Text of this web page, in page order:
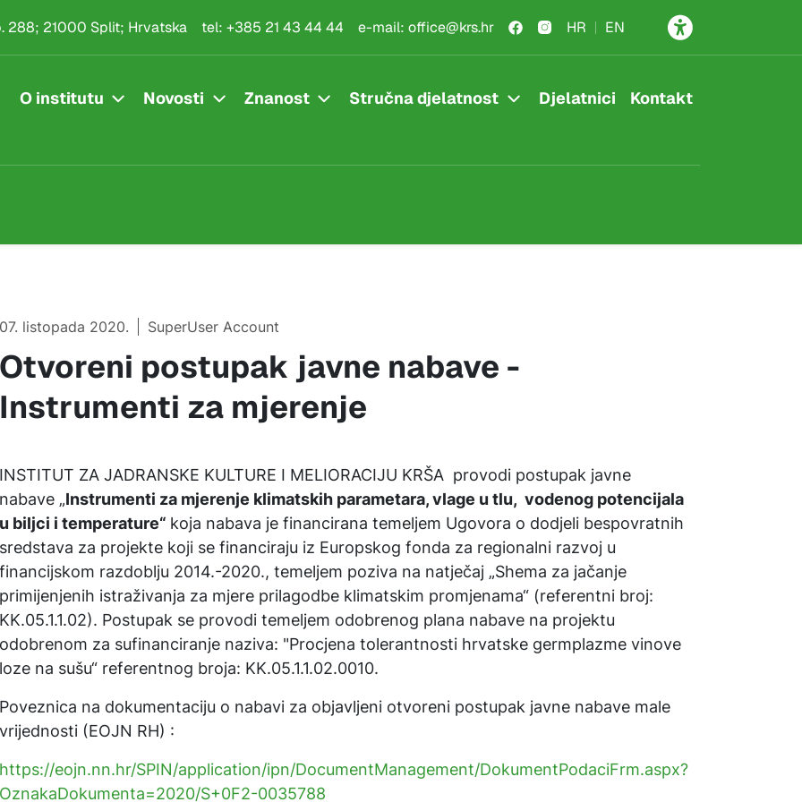
288; 21000 Split; Hrvatska tel: +385 21 43 44 44 e-mail: office@krs.hr HR EN
O institutu Novosti Znanost Stručna djelatnost Djelatnici Kontakt
listopada 2020. SuperUser Account
postupak javne nabave -
za mjerenje
ZA JADRANSKE KULTURE I MELIORACIJU KRŠA provodi postupak javne
„Instrumenti za mjerenje klimatskih parametara, vlage u tlu, vodenog potencijala
biljci i temperature“ koja nabava je financirana temeljem Ugovora o dodjeli bespovratnih
za projekte koji se financiraju iz Europskog fonda za regionalni razvoj u
razdoblju 2014.-2020., temeljem poziva na natječaj „Shema za jačanje
istraživanja za mjere prilagodbe klimatskim promjenama“ (referentni broj:
Postupak se provodi temeljem odobrenog plana nabave na projektu
za sufinanciranje naziva: "Procjena tolerantnosti hrvatske germplazme vinove
na sušu“ referentnog broja: KK.05.1.1.02.0010.
na dokumentaciju o nabavi za objavljeni otvoreni postupak javne nabave male
(EOJN RH) :
eojn.nn.hr/SPIN/application/ipn/DocumentManagement/DokumentPodaciFrm.aspx?
S+0F2-0035788